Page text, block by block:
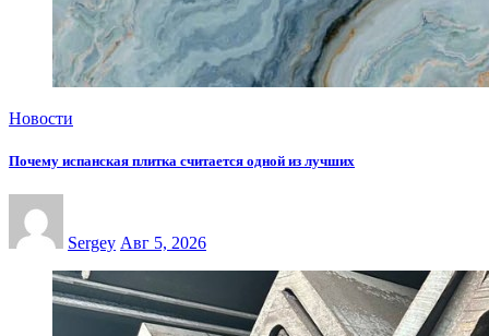
Новости
Почему испанская плитка считается одной из лучших
Sergey Авг 5, 2026